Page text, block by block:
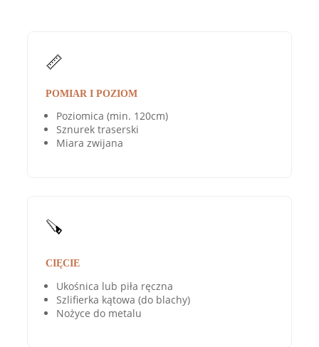
📏
POMIAR I POZIOM
Poziomica (min. 120cm)
Sznurek traserski
Miara zwijana
🪚
CIĘCIE
Ukośnica lub piła ręczna
Szlifierka kątowa (do blachy)
Nożyce do metalu